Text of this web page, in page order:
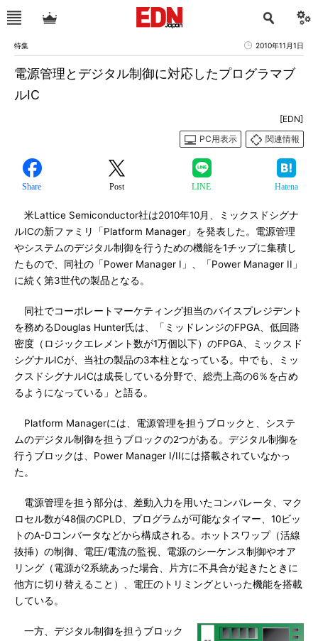
特集 2010年11月1日
電源管理とデジタル制御に対応したプログラマブ
ルIC
[EDN]
PC用表示
関連情報
Share Post LINE Hatena
米Lattice Semiconductor社は2010年10月、ミックスドシグナ
ルICの新ファミリ「Platform Manager」を発表した。電源管理
やシステムのデジタル制御を行うための機能を1チップに集積し
たもので、同社の「Power Manager I」、「Power Manager II」
に続く第3世代の製品となる。
同社でコーポレートマーケティング担当のバイスプレジデント
を務めるDouglas Hunter氏は、「ミッドレンジのFPGA、低回路
密度（ロジックエレメント数が1万個以下）のFPGA、ミックスド
シグナルICが、当社の製品の3本柱となっている。中でも、ミッ
クスドシグナルICは成長している分野で、総売上高の6％を占め
るようになっている」と語る。
Platform Managerには、電源管理を担うブロックと、システ
ムのデジタル制御を担うブロックの2つがある。デジタル制御を
行うブロックは、Power Manager I/IIには搭載されていなかっ
た。
電源管理を担う部分は、差動入力を用いたコンパレータ、マク
ロセル数が48個のCPLD、プログラムが可能なタイマー、10ビッ
トのA-Dコンバータなどから構成される。ホットスワップ（活線
抜挿）の制御、電圧/電流の監視、電源のシーケンス制御やオア
リング（電源が2系統あった場合、片方に不具合が起きたときに
他方に切り替えること）、電圧のトリミングといった機能を搭載
している。
一方、デジタル制御を担うブロック